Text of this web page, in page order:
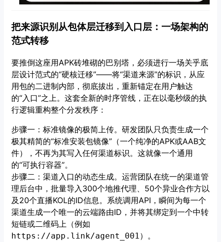
把来源识别从包体层迁移到入口层：一场架构的
范式转移
要推倒这座用APK砖堆砌的巴别塔，必须进行一场关乎底
层设计范式的“硬核迁移”——将“渠道来源”的标识，从应
用包的二进制内部，彻底拔出，重新锚定在用户触达
的“入口”之上。这套全新的时序管线，正在以毫秒级的执
行逻辑重构整个分发秩序：
步骤一：标准镜像的极简上传。研发团队只负责生成一个
极其精简的“标准安装包镜像”（一个纯净的APK或AAB文
件），不再为其写入任何渠道标识。这就像一个通用
的“可执行容器”。
步骤二：渠道入口的动态生成。运营团队在统一的渠道管
理后台中，批量导入300个地推代理、50个异业合作方以
及20个直播KOL的ID信息。系统调用API，瞬间为每一个
渠道生成一个唯一的云端路由ID，并将其绑定到一个中转
短链或二维码上（例如
https://app.link/agent_001）。